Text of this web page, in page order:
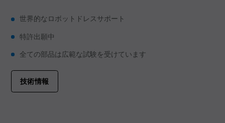
マテリアルハンドリング
リベット締結
ねじ締め
スポット溶接
BizLink ン試験センタ
出版物
キャリア
所在地
世界的なロボットドレスサポート
特許出願中
全ての部品は広範な試験を受けています
技術情報